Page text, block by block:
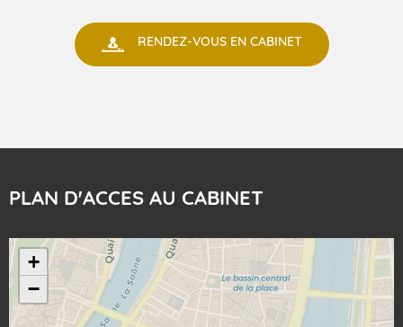
RENDEZ-VOUS EN CABINET
PLAN D'ACCES AU CABINET
+
−